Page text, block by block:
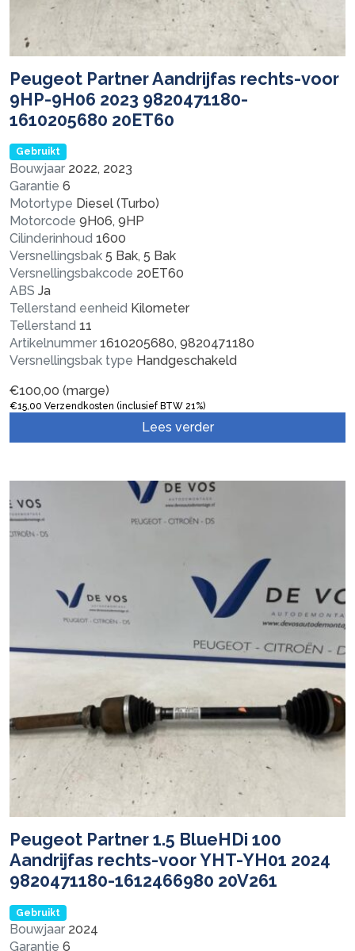
Peugeot Partner Aandrijfas rechts-voor
9HP-9H06 2023 9820471180-
1610205680 20ET60
Gebruikt
Bouwjaar 2022, 2023
Garantie 6
Motortype Diesel (Turbo)
Motorcode 9H06, 9HP
Cilinderinhoud 1600
Versnellingsbak 5 Bak, 5 Bak
Versnellingsbakcode 20ET60
ABS Ja
Tellerstand eenheid Kilometer
Tellerstand 11
Artikelnummer 1610205680, 9820471180
Versnellingsbak type Handgeschakeld
€100,00 (marge)
€15,00 Verzendkosten (inclusief BTW 21%)
Lees verder
Peugeot Partner 1.5 BlueHDi 100
Aandrijfas rechts-voor YHT-YH01 2024
9820471180-1612466980 20V261
Gebruikt
Bouwjaar 2024
Garantie 6